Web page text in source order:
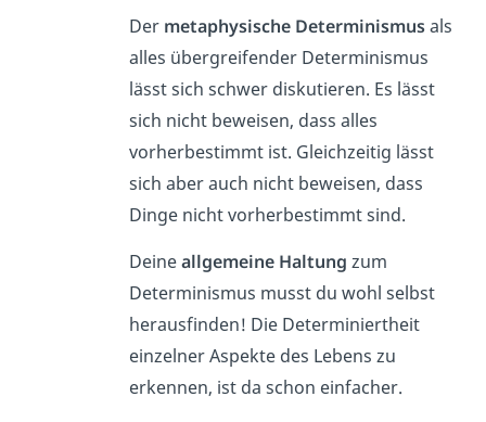
Der metaphysische Determinismusals
alles übergreifender Determinismus
lässt sich schwer diskutieren. Es lässt
sich nicht beweisen, dass alles
vorherbestimmt ist. Gleichzeitig lässt
sich aber auch nicht beweisen, dass
Dinge nicht vorherbestimmt sind.
Deineallgemeine Haltung zum
Determinismus musst du wohl selbst
herausfinden! Die Determiniertheit
einzelner Aspekte des Lebens zu
erkennen, ist da schon einfacher.